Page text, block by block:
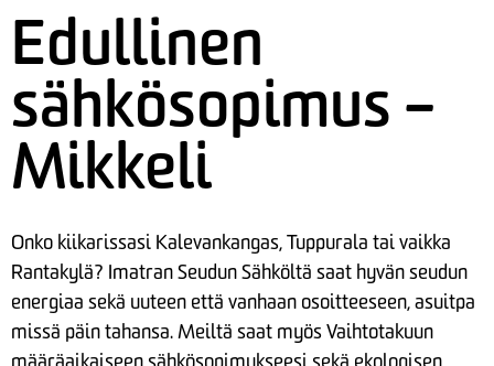
Edullinen
sähkösopimus –
Mikkeli
Onko kiikarissasi Kalevankangas, Tuppurala tai vaikka
Rantakylä? Imatran Seudun Sähköltä saat hyvän seudun
energiaa sekä uuteen että vanhaan osoitteeseen, asuitpa
missä päin tahansa. Meiltä saat myös Vaihtotakuun
määräaikaiseen sähkösopimukseesi sekä ekologisen